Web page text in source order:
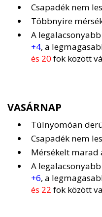
Csapadék nem
Többnyire
A
+4, a
és 20fok között
VASÁRNAP
Túlnyomóan
Csapadék nem
Mérsékelt marad
A
+6, a
és 22 fok között